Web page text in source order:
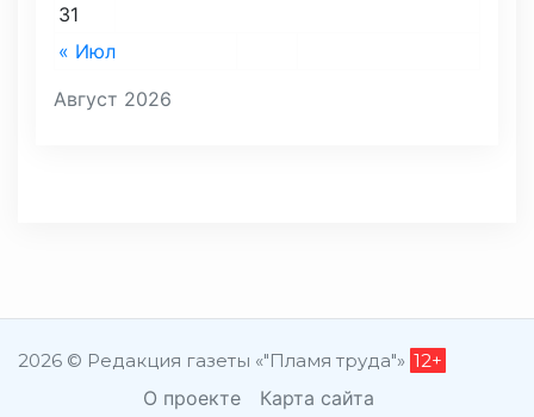
Август 2026
« Июл
31
2026 © Редакция газеты «"Пламя труда"» 12+
О проекте Карта сайта